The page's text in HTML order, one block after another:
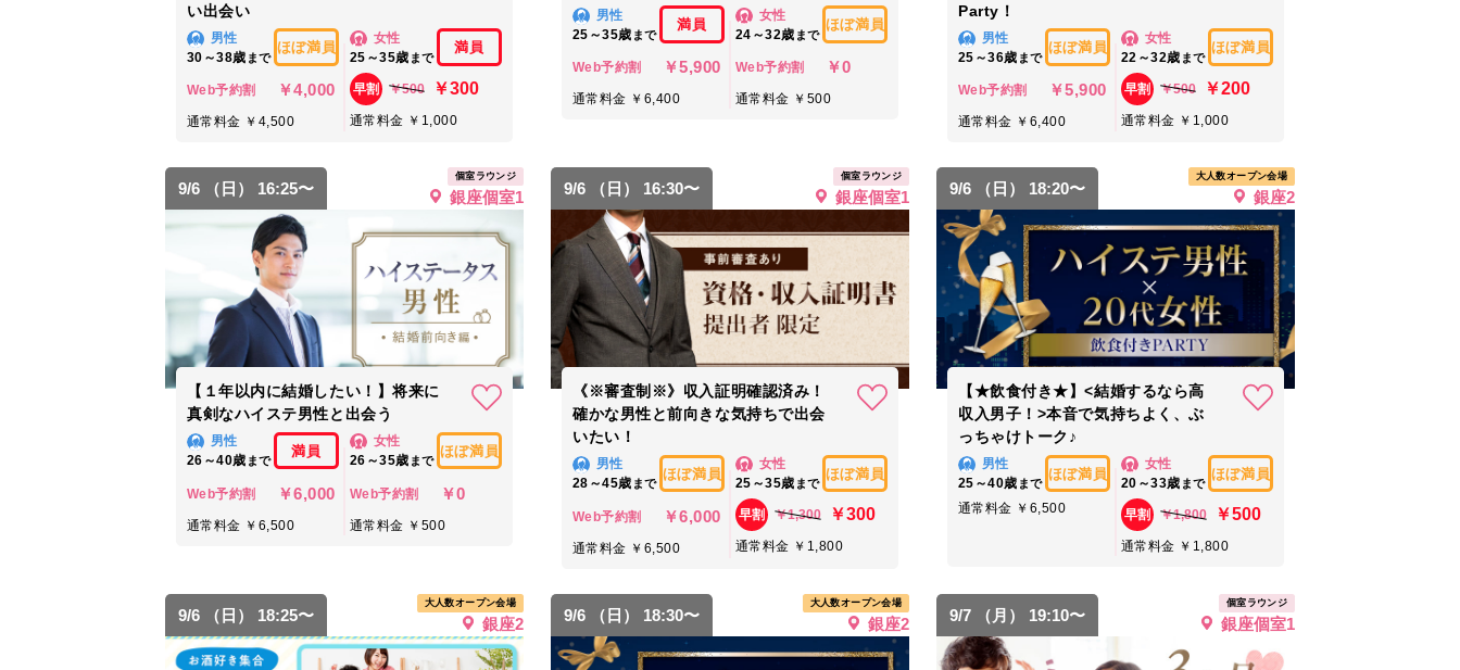
い出会い
男性
30～38歳 まで
ほぼ満員
Web予約割 ￥4,000
通常料金 ￥4,500
女性
25～35歳 まで
満員
早割 ￥500 ￥300
通常料金 ￥1,000
男性
25～35歳 まで
満員
Web予約割 ￥5,900
通常料金 ￥6,400
女性
24～32歳 まで
ほぼ満員
Web予約割 ￥0
通常料金 ￥500
Party！
男性
25～36歳 まで
ほぼ満員
Web予約割 ￥5,900
通常料金 ￥6,400
女性
22～32歳 まで
ほぼ満員
早割 ￥500 ￥200
通常料金 ￥1,000
9/6 （日） 16:25〜
個室ラウンジ
銀座個室1
【１年以内に結婚したい！】将来に
真剣なハイステ男性と出会う
男性
26～40歳 まで
満員
Web予約割 ￥6,000
通常料金 ￥6,500
女性
26～35歳 まで
ほぼ満員
Web予約割 ￥0
通常料金 ￥500
9/6 （日） 16:30〜
個室ラウンジ
銀座個室1
《※審査制※》収入証明確認済み！
確かな男性と前向きな気持ちで出会
いたい！
男性
28～45歳 まで
ほぼ満員
Web予約割 ￥6,000
通常料金 ￥6,500
女性
25～35歳 まで
ほぼ満員
早割 ￥1,300 ￥300
通常料金 ￥1,800
9/6 （日） 18:20〜
大人数オープン会場
銀座2
【★飲食付き★】<結婚するなら高
収入男子！>本音で気持ちよく、ぶ
っちゃけトーク♪
男性
25～40歳 まで
ほぼ満員
通常料金 ￥6,500
女性
20～33歳 まで
ほぼ満員
早割 ￥1,800 ￥500
通常料金 ￥1,800
9/6 （日） 18:25〜
大人数オープン会場
銀座2 9/6 （日） 18:30〜
大人数オープン会場
銀座2 9/7 （月） 19:10〜
個室ラウンジ
銀座個室1